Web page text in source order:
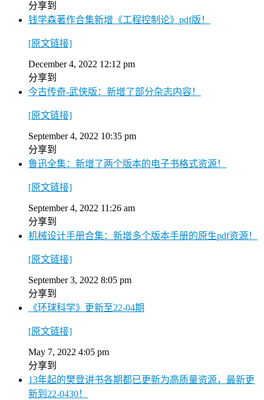
分享到
钱学森著作合集新增《工程控制论》pdf版！
[原文链接]
December 4, 2022 12:12 pm
分享到
今古传奇-武侠版：新增了部分杂志内容！
[原文链接]
September 4, 2022 10:35 pm
分享到
鲁迅全集：新增了两个版本的电子书格式资源！
[原文链接]
September 4, 2022 11:26 am
分享到
机械设计手册合集：新增多个版本手册的原生pdf资源！
[原文链接]
September 3, 2022 8:05 pm
分享到
《环球科学》更新至22-04期
[原文链接]
May 7, 2022 4:05 pm
分享到
13年起的樊登讲书各期都已更新为高质量资源，最新更
新到22-0430！